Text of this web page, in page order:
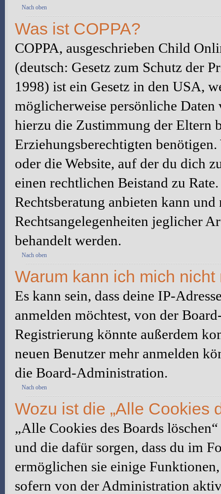
Nach oben
Was ist COPPA?
COPPA, ausgeschrieben Child
(deutsch: Gesetz zum Schutz der
1998) ist ein Gesetz in den USA,
möglicherweise persönliche
hierzu die Zustimmung der Eltern
Erziehungsberechtigten
oder die Website, auf der du dich
einen rechtlichen Beistand zu
Rechtsberatung anbieten kann
Rechtsangelegenheiten jeglicher
behandelt werden.
Nach oben
Warum kann ich mich nicht
Es kann sein, dass deine IP-
anmelden möchtest, von der
Registrierung könnte außerdem
neuen Benutzer mehr anmelden
die Board-Administration.
Nach oben
Wozu ist die „Alle Cookies
„Alle Cookies des Boards
und die dafür sorgen, dass du im
ermöglichen sie einige
sofern von der Administration